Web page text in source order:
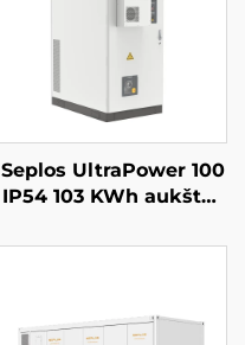
Seplos UltraPower 100
IP54 103 KWh aukštos
komercinės energijos
BESS